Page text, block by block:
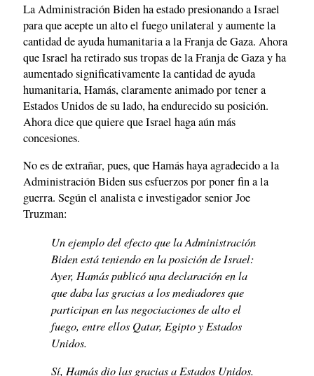
La Administración Biden ha estado presionando a Israel
para que acepte un alto el fuego unilateral y aumente la
cantidad de ayuda humanitaria a la Franja de Gaza. Ahora
que Israel ha retirado sus tropas de la Franja de Gaza y ha
aumentado significativamente la cantidad de ayuda
humanitaria, Hamás, claramente animado por tener a
Estados Unidos de su lado, ha endurecido su posición.
Ahora dice que quiere que Israel haga aún más
concesiones.
No es de extrañar, pues, que Hamás haya agradecido a la
Administración Biden sus esfuerzos por poner fin a la
guerra. Según el analista e investigador senior Joe
Truzman:
Un ejemplo del efecto que la Administración
Biden está teniendo en la posición de Israel:
Ayer, Hamás publicó una declaración en la
que daba las gracias a los mediadores que
participan en las negociaciones de alto el
fuego, entre ellos Qatar, Egipto y Estados
Unidos.
Sí, Hamás dio las gracias a Estados Unidos.